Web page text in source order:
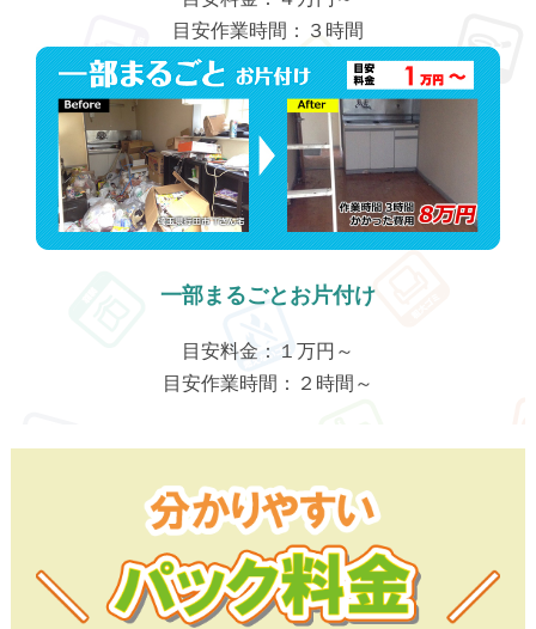
目安作業時間：３時間
一部まるごとお片付け
目安料金：１万円～
目安作業時間：２時間～
わかりやすいパック料金